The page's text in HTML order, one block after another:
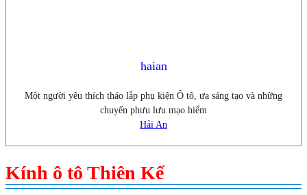
haian
Một người yêu thích tháo lắp phụ kiện Ô tô, ưa sáng tạo và những
chuyến phưu lưu mạo hiểm
Hải An
Kính ô tô Thiên Kế